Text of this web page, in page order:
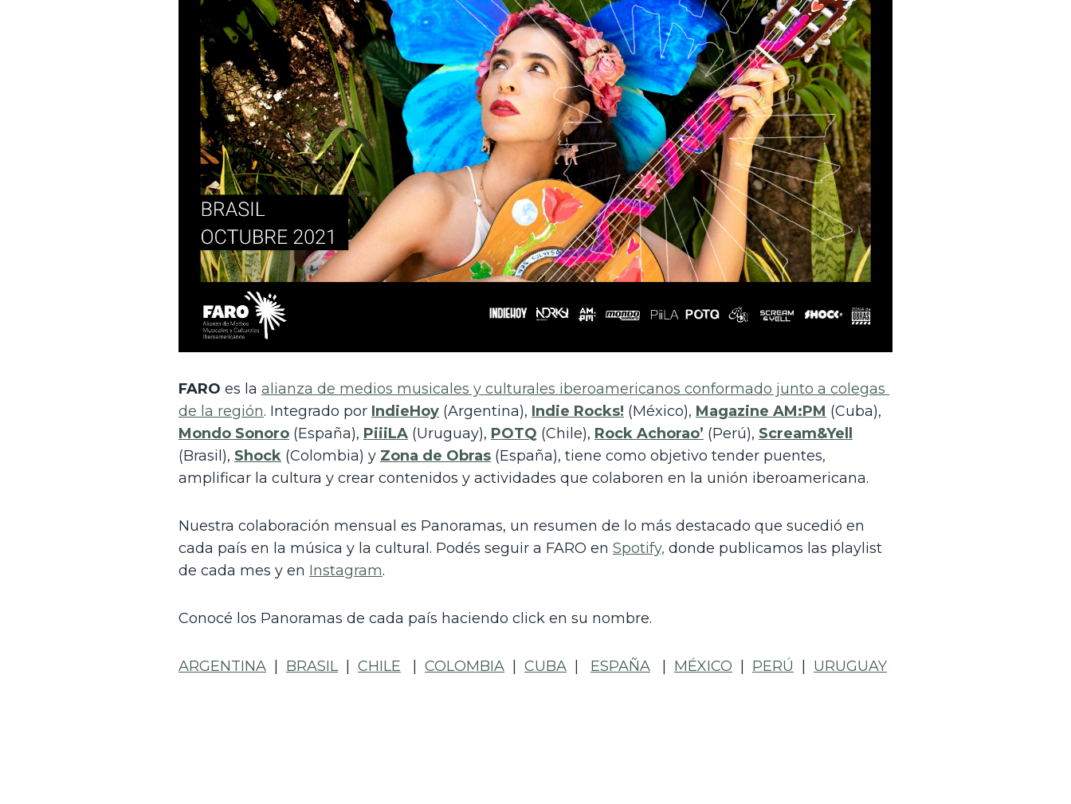
FARO es la alianza de medios musicales y culturales iberoamericanos conformado junto a colegas
de la región. Integrado por IndieHoy (Argentina), Indie Rocks! (México), Magazine AM:PM
Mondo Sonoro (España), PiiiLA (Uruguay), POTQ (Chile), Rock Achorao’ (Perú), Scream&Yell
(Brasil), Shock (Colombia) y Zona de Obras (España), tiene como objetivo tender puentes,
amplificar la cultura y crear contenidos y actividades que colaboren en la unión iberoamericana.
Nuestra colaboración mensual es Panoramas, un resumen de lo más destacado que sucedió en
cada país en la música y la cultural. Podés seguir a FARO en Spotify, donde publicamos las playlist
de cada mes y en Instagram.
Conocé los Panoramas de cada país haciendo click en su nombre.
ARGENTINA
  |
BRASIL
  |
CHILE
   |
COLOMBIA
  |
CUBA
  |
ESPAÑA
   |
MÉXICO
  |
PERÚ
  |
URUGUAY